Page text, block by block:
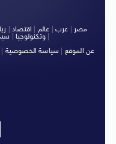
مصر عرب عالم اقتصاد
وتكنولوجيا|
|
عن الموقع
سياسة الخصوصية